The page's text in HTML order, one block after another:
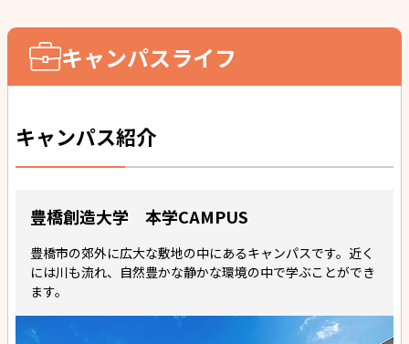
キャンパスライフ
キャンパス紹介
豊橋創造大学 本学CAMPUS
豊橋市の郊外に広大な敷地の中にあるキャンパスです。近く
には川も流れ、自然豊かな静かな環境の中で学ぶことができ
ます。